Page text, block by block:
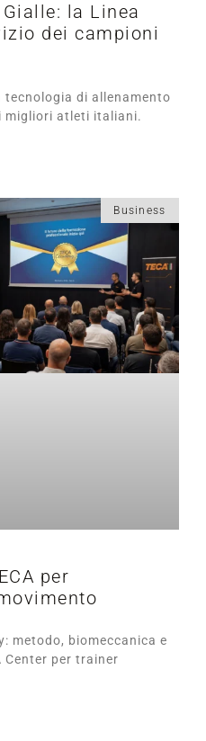
la Linea
dei campioni
di allenamento
migliori atleti italiani.
Business
per
metodo, biomeccanica e
Center per trainer